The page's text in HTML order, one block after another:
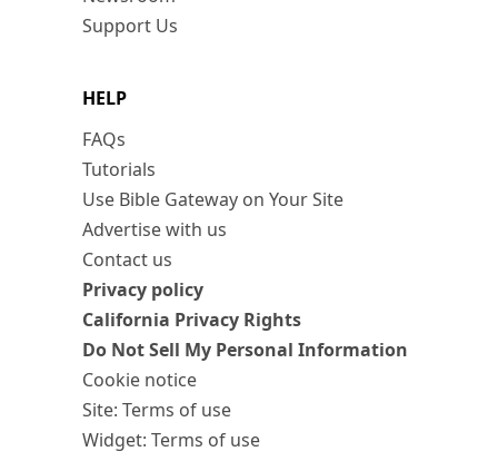
Support Us
HELP
FAQs
Tutorials
Use Bible Gateway on Your Site
Advertise with us
Contact us
Privacy policy
California Privacy Rights
Do Not Sell My Personal Information
Cookie notice
Site: Terms of use
Widget: Terms of use